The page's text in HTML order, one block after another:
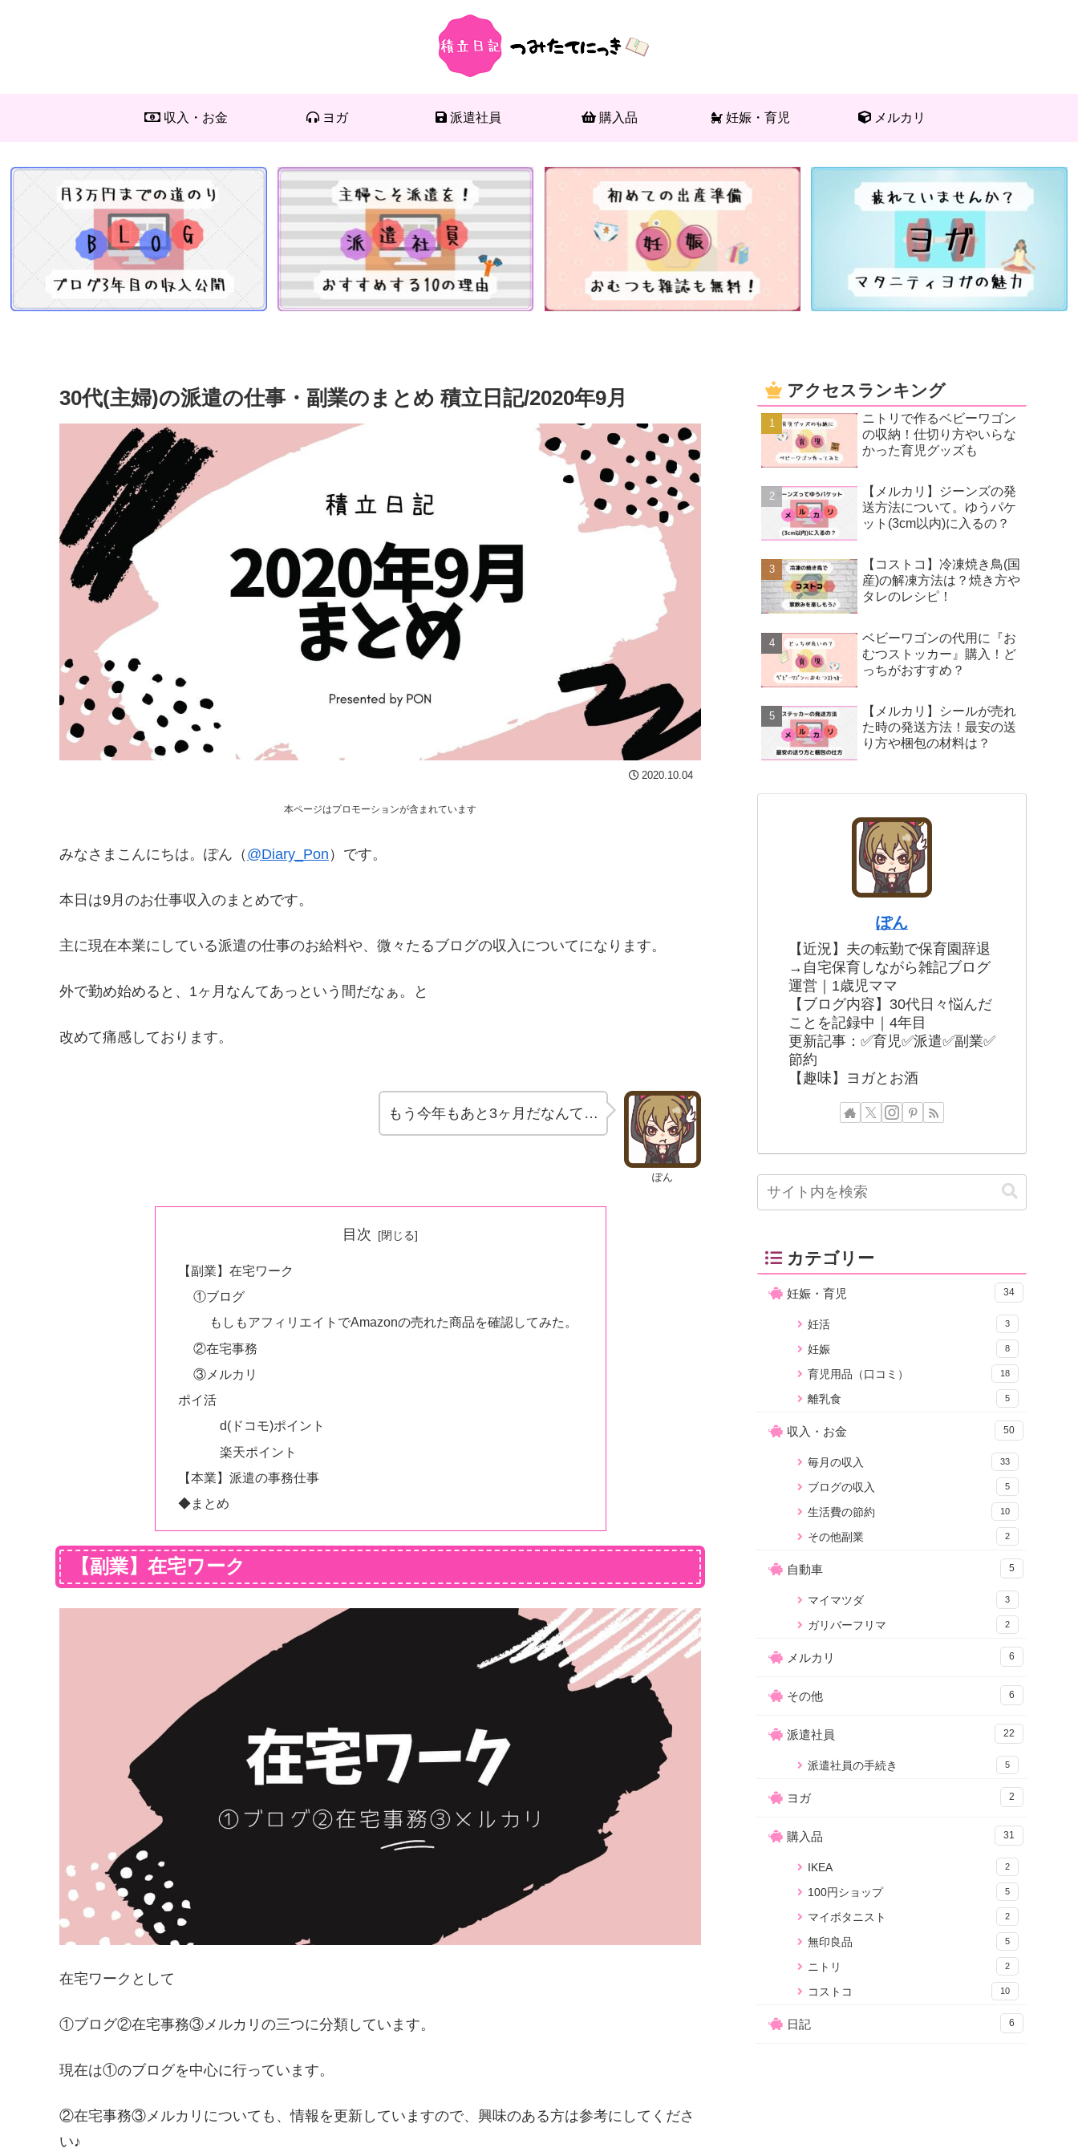
収入・お金 ヨガ 派遣社員 購入品 妊娠・育児 メルカリ
30代(主婦)の派遣の仕事・副業のまとめ 積立日記/2020年9月
2020.10.04
本ページはプロモーションが含まれています
みなさまこんにちは。ぽん（ @Diary_Pon ）です。
本日は9月のお仕事収入のまとめです。
主に現在本業にしている派遣の仕事のお給料や、微々たるブログの収入についてになります。
外で勤め始めると、1ヶ月なんてあっという間だなぁ。と
改めて痛感しております。
ぽん
もう今年もあと3ヶ月だなんて…
目次
【副業】在宅ワーク
①ブログ
もしもアフィリエイトでAmazonの売れた商品を確認してみた。
②在宅事務
③メルカリ
ポイ活
d(ドコモ)ポイント
楽天ポイント
【本業】派遣の事務仕事
◆まとめ
【副業】在宅ワーク
在宅ワークとして
①ブログ②在宅事務③メルカリの三つに分類しています。
現在は①のブログを中心に行っています。
②在宅事務③メルカリについても、情報を更新していますので、興味のある方は参考にしてくださ
い♪
アクセスランキング
ニトリで作るベビーワゴン
の収納！仕切り方やいらな
かった育児グッズも
【メルカリ】ジーンズの発
送方法について。ゆうパケ
ット(3cm以内)に入るの？
【コストコ】冷凍焼き鳥(国
産)の解凍方法は？焼き方や
タレのレシピ！
ベビーワゴンの代用に『お
むつストッカー』購入！ど
っちがおすすめ？
【メルカリ】シールが売れ
た時の発送方法！最安の送
り方や梱包の材料は？
ぽん
【近況】夫の転勤で保育園辞退
→自宅保育しながら雑記ブログ
運営｜1歳児ママ
【ブログ内容】30代日々悩んだ
ことを記録中｜4年目
更新記事：✅育児✅派遣✅副業✅
節約
【趣味】ヨガとお酒
カテゴリー
妊娠・育児 34
妊活 3
妊娠 8
育児用品（口コミ） 18
離乳食 5
収入・お金 50
毎月の収入 33
ブログの収入 5
生活費の節約 10
その他副業 2
自動車 5
マイマツダ 3
ガリバーフリマ 2
メルカリ 6
その他 6
派遣社員 22
派遣社員の手続き 5
ヨガ 2
購入品 31
IKEA 2
100円ショップ 5
マイボタニスト 2
無印良品 5
ニトリ 2
コストコ 10
日記 6